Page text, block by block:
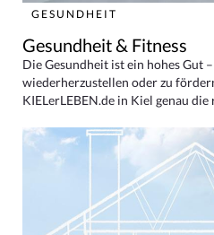
GESUNDHEIT
Gesundheit & Fitness
Die Gesundheit ist ein hohes Gut
wiederherzustellen oder zu
KIELerLEBEN.de in Kiel genau